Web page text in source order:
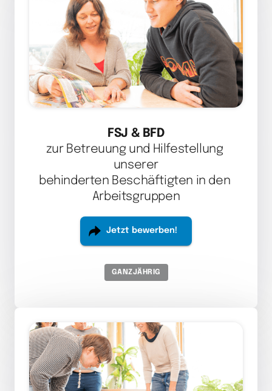
FSJ & BFD
zur Betreuung und Hilfestellung
unserer
behinderten Beschäftigten in den
Arbeitsgruppen
Jetzt bewerben!
GANZJÄHRIG